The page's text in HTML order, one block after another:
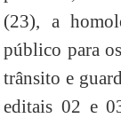
(23), a
público para
trânsito e
editais 02 e